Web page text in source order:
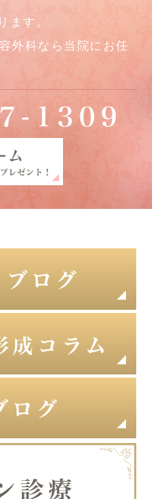
ます。
外科なら当院にお任